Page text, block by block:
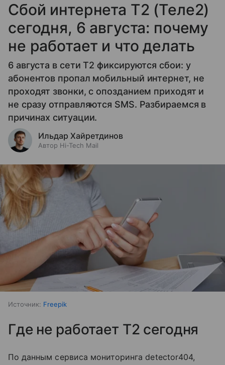
Сбой интернета T2 (Теле2)
сегодня, 6 августа: почему
не работает и что делать
6 августа в сети T2 фиксируются сбои: у
абонентов пропал мобильный интернет, не
проходят звонки, с опозданием приходят и
не сразу отправляются SMS. Разбираемся в
причинах ситуации.
Ильдар Хайретдинов
Автор Hi-Tech Mail
Источник: Freepik
Где не работает T2 сегодня
По данным сервиса мониторинга detector404,